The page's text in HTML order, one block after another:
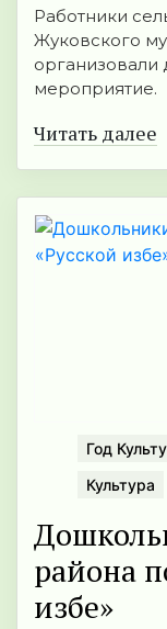
Работники
Жуковского
организовали
мероприятие.
Читать далее
Год
Культура
района
избе»